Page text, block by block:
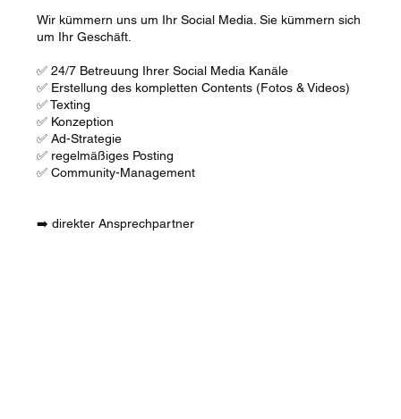
Wir kümmern uns um Ihr Social Media. Sie kümmern sich
um Ihr Geschäft.
✅ 24/7 Betreuung Ihrer Social Media Kanäle
✅ Erstellung des kompletten Contents (Fotos & Videos)
✅ Texting
✅ Konzeption
✅ Ad-Strategie
✅ regelmäßiges Posting
✅ Community-Management
➡️ direkter Ansprechpartner